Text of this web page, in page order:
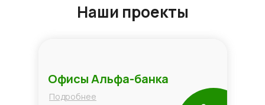
Наши проекты
Подробнее
Офисы Альфа-банка